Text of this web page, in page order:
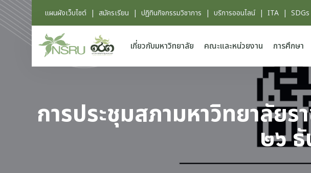
แผนผังเว็บไซต์ | สมัครเรียน | ปฏิทินกิจกรรมวิชาการ | บริการออนไลน์| ITA | SDGs
เกี่ยวกับมหาวิทยาลัย คณะและหน่วยงาน การศึกษา
การประชุมสภามหาวิทยาลัย
๒๖